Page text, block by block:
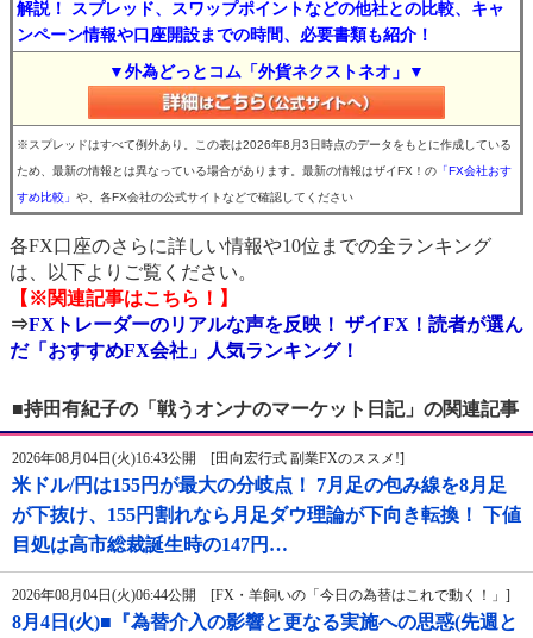
解説！ スプレッド、スワップポイントなどの他社との比較、キャ
ンペーン情報や口座開設までの時間、必要書類も紹介！
▼外為どっとコム「外貨ネクストネオ」▼
※スプレッドはすべて例外あり。この表は2026年8月3日時点のデータをもとに作成している
ため、最新の情報とは異なっている場合があります。最新の情報はザイFX！の 「FX会社おす
すめ比較」 や、各FX会社の公式サイトなどで確認してください
各FX口座のさらに詳しい情報や10位までの全ランキング
は、以下よりご覧ください。
【※関連記事はこちら！】
⇒FXトレーダーのリアルな声を反映！ ザイFX！読者が選ん
だ「おすすめFX会社」人気ランキング！
■持田有紀子の「戦うオンナのマーケット日記」の関連記事
2026年08月04日(火)16:43公開 [田向宏行式 副業FXのススメ!]
米ドル/円は155円が最大の分岐点！ 7月足の包み線を8月足
が下抜け、155円割れなら月足ダウ理論が下向き転換！ 下値
目処は高市総裁誕生時の147円…
2026年08月04日(火)06:44公開 [FX・羊飼いの「今日の為替はこれで動く！」]
8月4日(火)■『為替介入の影響と更なる実施への思惑(先週と